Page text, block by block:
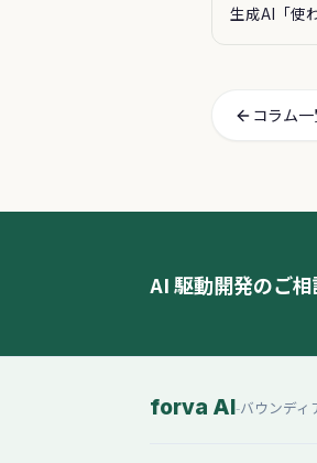
生成AI「使
の自分が感
コラム
AI 駆動開発のご
forva AI-バウンディ